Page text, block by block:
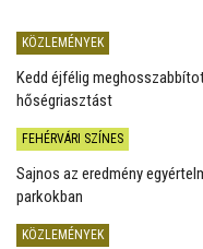
KÖZLEMÉNYEK
Kedd éjfélig
hőségriasztást
FEHÉRVÁRI SZÍNES
Sajnos az eredmény
parkokban
KÖZLEMÉNYEK